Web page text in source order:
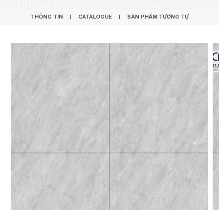
THÔNG TIN CATALOGUE SẢN PHẨM TƯƠNG TỰ